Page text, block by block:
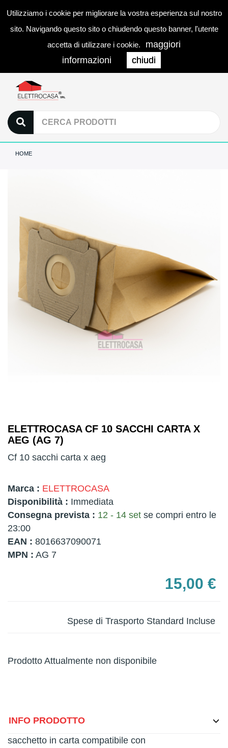
Utilizziamo i cookie per migliorare la vostra esperienza sul nostro
sito. Navigando questo sito o chiudendo questo banner, l'utente
accetta di utilizzare i cookie.
maggiori
informazioni
chiudi
0
HOME
ELETTROCASA CF 10 SACCHI CARTA X
AEG (AG 7)
Cf 10 sacchi carta x aeg
Marca : ELETTROCASA
Disponibilità : Immediata
Consegna prevista : 12 - 14 set se compri entro le
23:00
EAN : 8016637090071
MPN : AG 7
15,00 €
Spese di Trasporto Standard Incluse
Prodotto Attualmente non disponibile
INFO PRODOTTO
sacchetto in carta compatibile con